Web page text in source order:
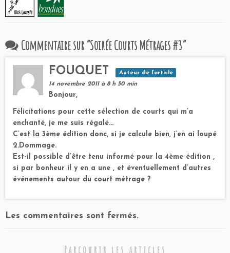
Commentaire sur “Soirée Courts Métrages #3”
FOUQUET
Auteur de l’article
14 novembre 2011 à 8 h 50 min
Bonjour,
Félicitations pour cette sélection de courts qui m’a
enchanté, je me suis régalé…
C’est la 3ème édition donc, si je calcule bien, j’en ai loupé
2.Dommage.
Est-il possible d’être tenu informé pour la 4ème édition ,
si par bonheur il y en a une , et éventuellement d’autres
événements autour du court métrage ?
Les commentaires sont fermés.
Parcourir les articles